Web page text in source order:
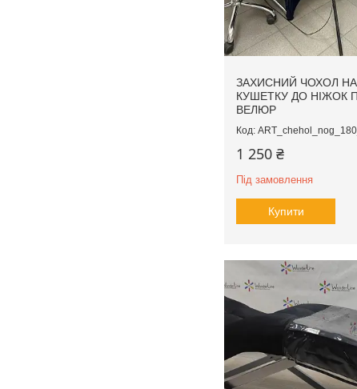
ЗАХИСНИЙ ЧОХОЛ НА
КУШЕТКУ ДО НІЖОК
ВЕЛЮР
1 250 ₴
Під замовлення
Купити